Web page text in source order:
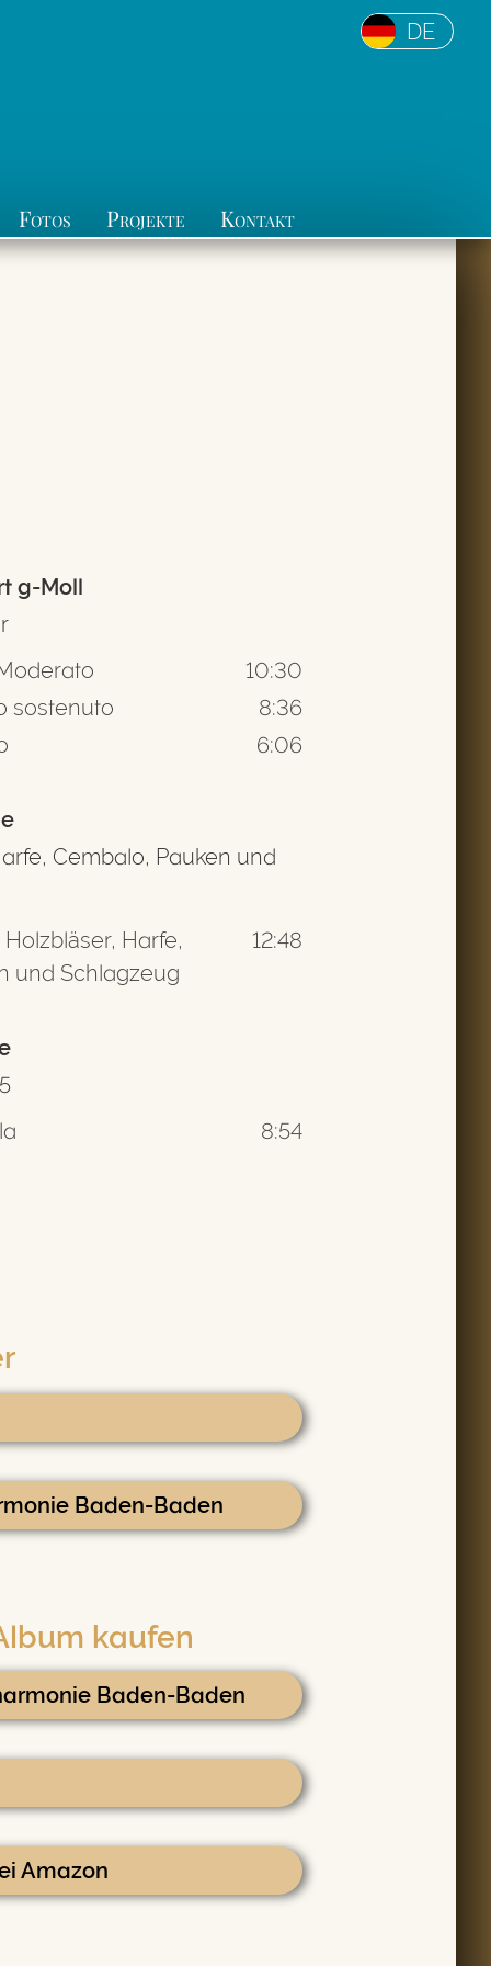
Fotos Projekte Kontakt
DE
g-Moll
10:30
sostenuto
8:36
6:06
Cembalo, Pauken und
Harfe,
und Schlagzeug
12:48
8:54
Baden-Baden
kaufen
Baden-Baden
Amazon